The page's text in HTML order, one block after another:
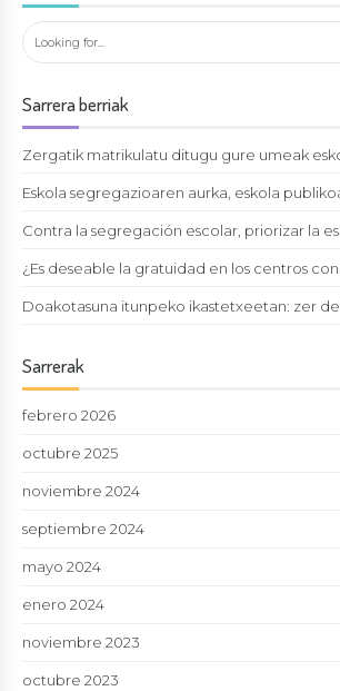
Sarrera berriak
Zergatik matrikulatu ditugu gure umeak
Eskola segregazioaren aurka, eskola
Contra la segregación escolar, priorizar la
¿Es deseable la gratuidad en los centros
Doakotasuna itunpeko ikastetxeetan: zer
Sarrerak
febrero 2026
octubre 2025
noviembre 2024
septiembre 2024
mayo 2024
enero 2024
noviembre 2023
octubre 2023